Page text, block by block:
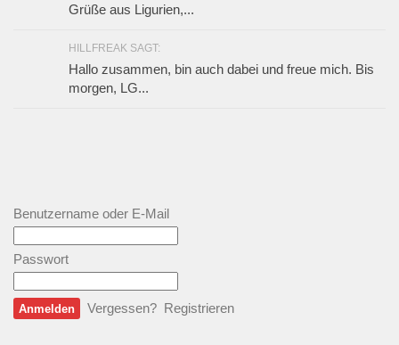
Grüße aus Ligurien,...
HILLFREAK SAGT:
Hallo zusammen, bin auch dabei und freue mich. Bis
morgen, LG...
Benutzername oder E-Mail
Passwort
Vergessen? Registrieren